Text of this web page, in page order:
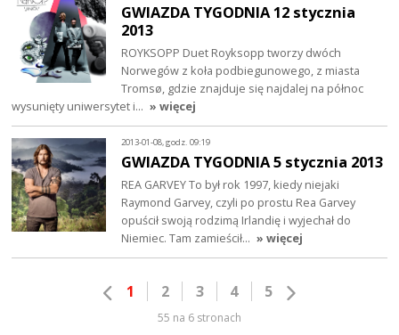
GWIAZDA TYGODNIA 12 stycznia
2013
ROYKSOPP Duet Royksopp tworzy dwóch
Norwegów z koła podbiegunowego, z miasta
Tromsø, gdzie znajduje się najdalej na północ
wysunięty uniwersytet i… » więcej
2013-01-08, godz. 09:19
GWIAZDA TYGODNIA 5 stycznia 2013
REA GARVEY To był rok 1997, kiedy niejaki
Raymond Garvey, czyli po prostu Rea Garvey
opuścił swoją rodzimą Irlandię i wyjechał do
Niemiec. Tam zamieścił… » więcej
1 2 3 4 5
55 na 6 stronach